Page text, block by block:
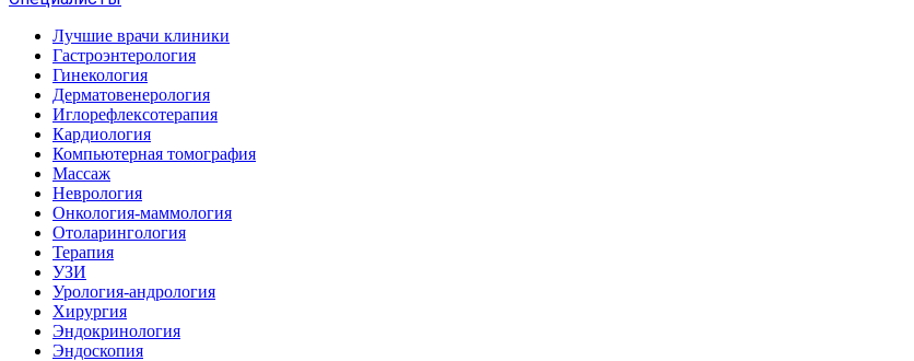
Лучшие врачи клиники
Гастроэнтерология
Гинекология
Дерматовенерология
Иглорефлексотерапия
Кардиология
Компьютерная томография
Массаж
Неврология
Онкология-маммология
Отоларингология
Терапия
УЗИ
Урология-андрология
Хирургия
Эндокринология
Эндоскопия